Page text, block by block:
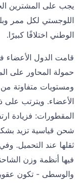
يجب على المشترين
اللوجستي لكل ممر
الوطني اختلافًا كبيرًا.
قامت الدول الأعضاء
حمولة المحاور على
ومستويات متفاوتة من
الأعضاء. ويترتب على
شحن قياسية تزيد
ثقلها عند التحميل.
فيها أنظمة وزن
والوسطى - تكون